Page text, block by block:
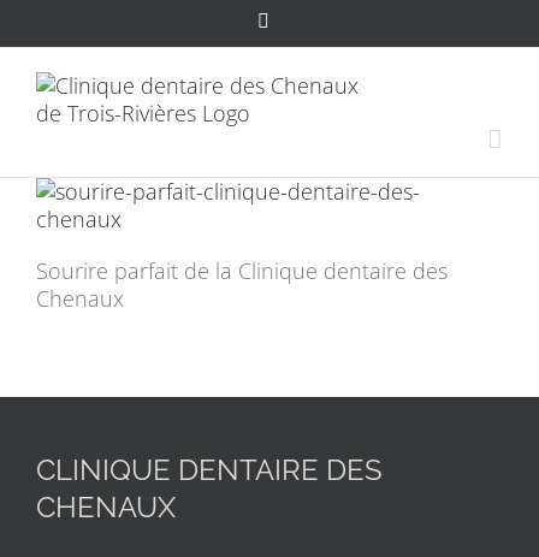
au
contenu
Sourire parfait de la Clinique dentaire des
Chenaux
CLINIQUE DENTAIRE DES
CHENAUX